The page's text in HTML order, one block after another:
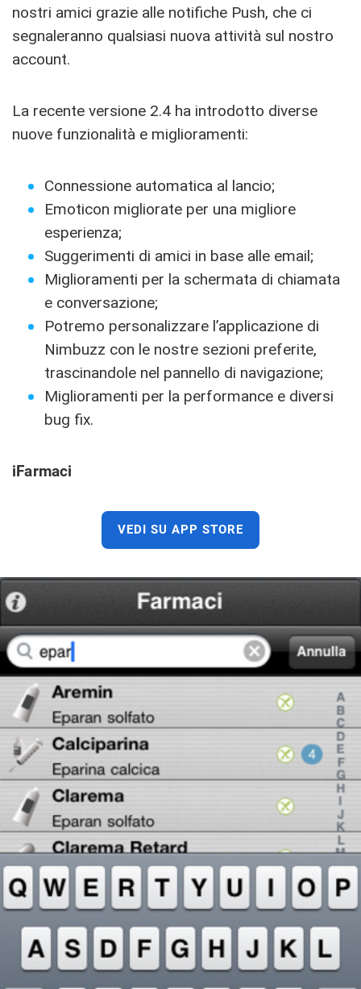
nostri amici grazie alle notifiche Push, che ci
segnaleranno qualsiasi nuova attività sul nostro
account.
La recente versione 2.4 ha introdotto diverse
nuove funzionalità e miglioramenti:
Connessione automatica al lancio;
Emoticon migliorate per una migliore
esperienza;
Suggerimenti di amici in base alle email;
Miglioramenti per la schermata di chiamata
e conversazione;
Potremo personalizzare l’applicazione di
Nimbuzz con le nostre sezioni preferite,
trascinandole nel pannello di navigazione;
Miglioramenti per la performance e diversi
bug fix.
iFarmaci
VEDI SU APP STORE